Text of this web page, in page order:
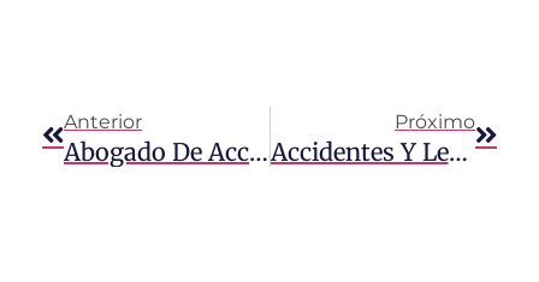
Anterior
Abogado De Accidentes Automovilísticos En Kendall | Abogado De Accidentes De Camiones En Kendall
Próximo
Accidentes Y Lesiones En Cruceros De Royal Caribbean